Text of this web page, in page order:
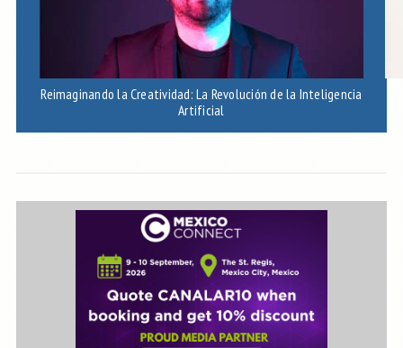
Reimaginando la Creatividad: La Revolución de la Inteligencia
Artificial